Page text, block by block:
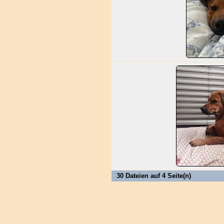
30 Dateien auf 4 Seite(n)